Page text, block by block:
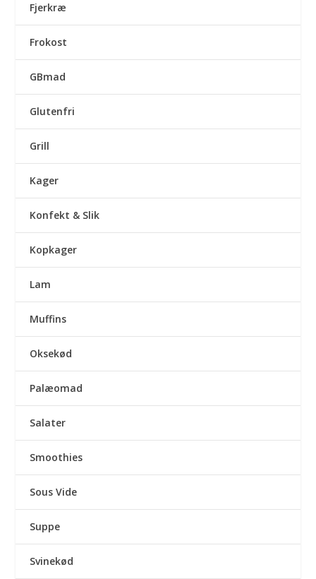
Fjerkræ
Frokost
GBmad
Glutenfri
Grill
Kager
Konfekt & Slik
Kopkager
Lam
Muffins
Oksekød
Palæomad
Salater
Smoothies
Sous Vide
Suppe
Svinekød